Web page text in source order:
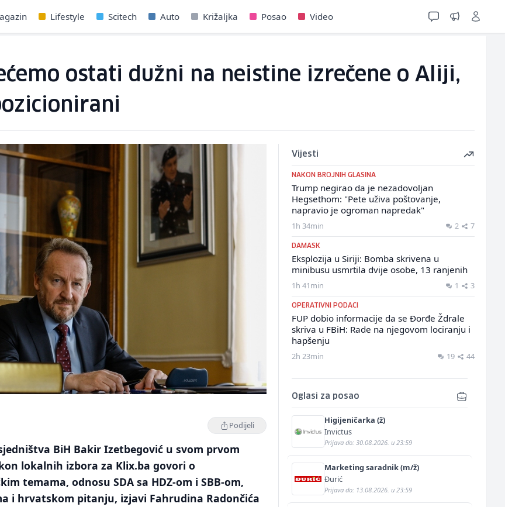
Lifestyle Scitech Auto Križaljka Posao Video
ostati dužni na neistine izrečene o Aliji,
Podijeli
BiH Bakir Izetbegović u svom prvom
lokalnih izbora za Klix.ba govori o
temama, odnosu SDA sa HDZ-om i SBB-om,
i hrvatskom pitanju, izjavi Fahrudina Radončića
Vijesti
NAKON BROJNIH GLASINA
Trump negirao da je nezadovoljan
Hegsethom: "Pete uživa poštovanje,
napravio je ogroman napredak"
1h 34min 2 7
DAMASK
Eksplozija u Siriji: Bomba skrivena u
minibusu usmrtila dvije osobe, 13 ranjenih
1h 41min 1 3
OPERATIVNI PODACI
FUP dobio informacije da se Đorđe Ždrale
skriva u FBiH: Rade na njegovom lociranju i
hapšenju
2h 23min 19 44
Oglasi za posao
Higijeničarka (ž)
Invictus
Prijava do: 30.08.2026. u 23:59
Marketing saradnik (m/ž)
Đurić
Prijava do: 13.08.2026. u 23:59